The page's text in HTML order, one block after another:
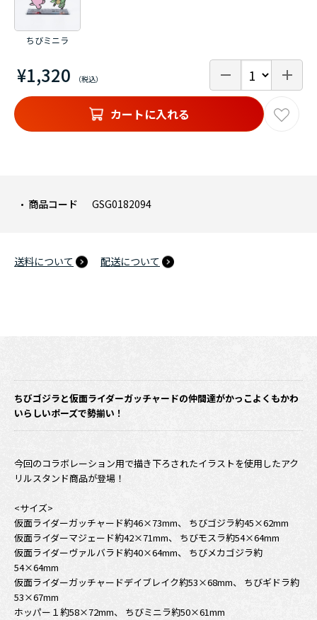
¥1,320
商品コード GSG0182094
送料について 配送について
ちびミニラ
カートに入れる
ちびゴジラと仮面ライダーガッチャードの仲間達がかっこよくもかわ
いらしいポーズで勢揃い！
今回のコラボレーション用で描き下ろされたイラストを使用したアク
リルスタンド商品が登場！
<サイズ>
仮面ライダーガッチャード約46×73mm、 ちびゴジラ約45×62mm
仮面ライダーマジェード約42×71mm、 ちびモスラ約54×64mm
仮面ライダーヴァルバラド約40×64mm、 ちびメカゴジラ約
54×64mm
仮面ライダーガッチャードデイブレイク約53×68mm、 ちびギドラ約
53×67mm
ホッパー１約58×72mm、 ちびミニラ約50×61mm